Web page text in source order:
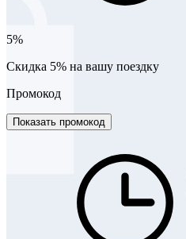
5%
Скидка 5% на вашу поездку
Промокод
Показать промокод